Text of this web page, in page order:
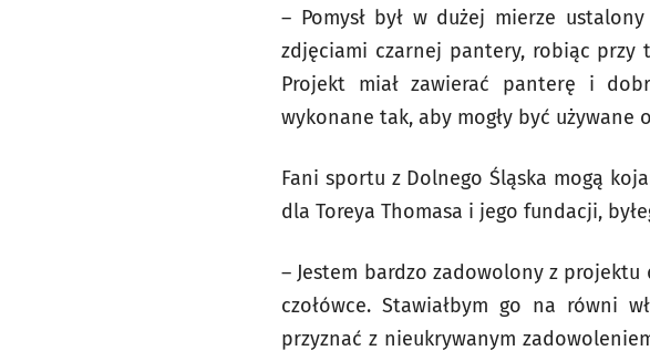
– Pomysł był w dużej mierze
zdjęciami czarnej pantery, robiąc przy
Projekt miał zawierać panterę i
wykonane tak, aby mogły być używane
Fani sportu z Dolnego Śląska mogą
dla Toreya Thomasa i jego fundacji,
– Jestem bardzo zadowolony z
czołówce. Stawiałbym go na równi
przyznać z nieukrywanym